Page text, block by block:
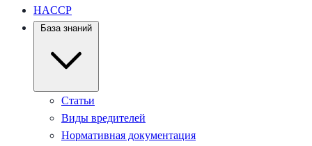
HACCP
База знаний
Статьи
Виды вредителей
Нормативная документация